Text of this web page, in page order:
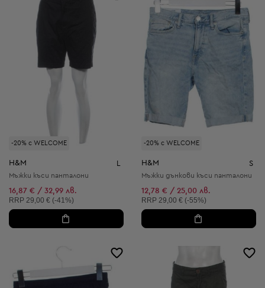
-20% с WELCOME
H&M L
Мъжки къси панталони
16,87 € / 32,99 лв.
Препоръчителна цена:
RRP 29,00 € (-41%)
-20% с WELCOME
H&M S
Мъжки дънкови къси панталони
12,78 € / 25,00 лв.
Препоръчителна цена:
RRP 29,00 € (-55%)